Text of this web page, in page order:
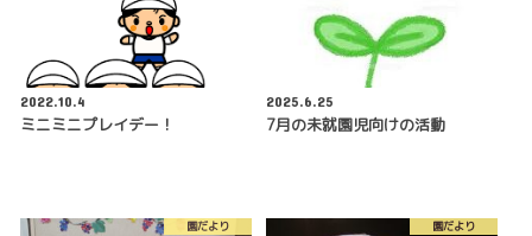
2022.10.4
ミニミニプレイデー！
2025.6.25
7月の未就園児向けの活動
園だより 園だより